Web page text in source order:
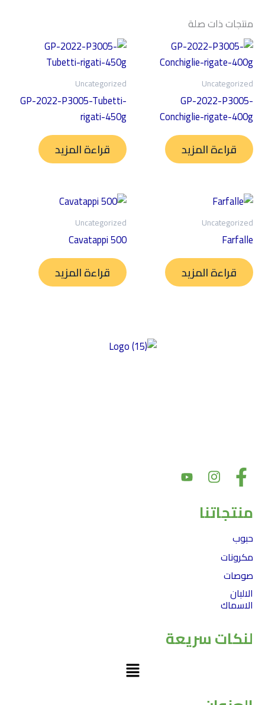
منتجات ذات صلة
Uncategorized
GP-2022-P3005-
Conchiglie-rigate-400g
قراءة المزيد
Uncategorized
GP-2022-P3005-Tubetti-
rigati-450g
قراءة المزيد
Uncategorized
Farfalle
قراءة المزيد
Uncategorized
Cavatappi 500
قراءة المزيد
منتجاتنا
حبوب
مكرونات
صوصات
الالبان
الاسماك
لنكات سريعة
Menu